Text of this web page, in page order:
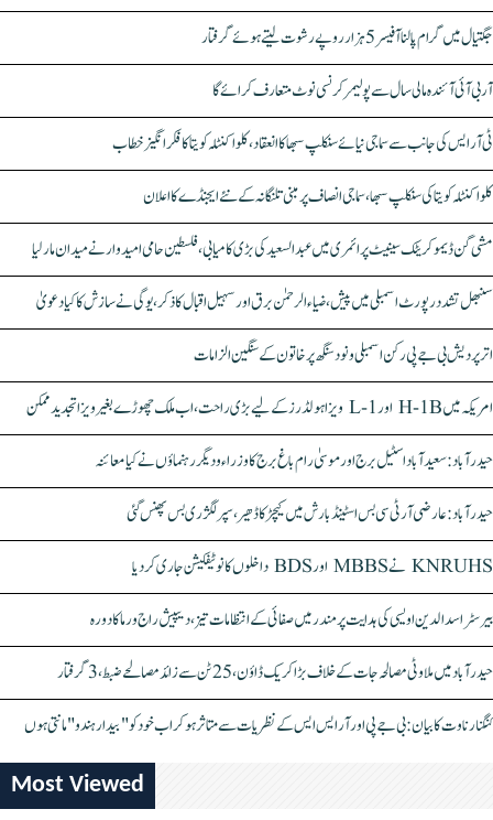
جگتیال میں گرام پالنا آفیسر 5 ہزار روپے رشوت لیتے ہوئے گرفتار
آر بی آئی آئندہ مالی سال سے پولیمر کرنسی نوٹ متعارف کرائے گا
ٹی آر ایس کی جانب سے سماجی نیائے سنکلپ سبھا کا انعقاد، کلواکنٹلہ کویتا کا فکر انگیز خطاب
کلواکنٹلہ کویتا کی سنکلپ سبھا، سماجی انصاف پر مبنی تلنگانہ کے نئے ایجنڈے کا اعلان
مشی گن ڈیموکریٹک سینیٹ پرائمری میں عبدالسعید کی بڑی کامیابی، فلسطین حامی امیدوار نے میدان مار لیا
سنبھل تشدد رپورٹ اسمبلی میں پیش، ضیاء الرحمٰن برق اور سہیل اقبال کا ذکر، یوگی نے سازش کا کیا دعویٰ
اتر پردیش بی جے پی رکن اسمبلی ونود سنگھ پر خاتون کے سنگین الزامات
امریکہ میں H-1B اور L-1 ویزا ہولڈرز کے لیے بڑی راحت، اب ملک چھوڑے بغیر ویزا تجدید ممکن
حیدرآباد: سعیدآباد اسٹیل برج اور موسیٰ رام باغ برج کا وزراء و دیگر رہنماؤں نے کیا معائنہ
حیدرآباد: عارضی آر ٹی سی بس اسٹینڈ بارش میں کیچڑ کا ڈھیر، سپر لگژری بس پھنس گئی
KNRUHS نے MBBS اور BDS داخلوں کا نوٹیفکیشن جاری کر دیا
بیرسٹر اسدالدین اویسی کی ہدایت پر مندر میں صفائی کے انتظامات تیز، دیپیش راج ورما کا دورہ
حیدرآباد میں ملاوٹی مصالحہ جات کے خلاف بڑا کریک ڈاؤن، 25 ٹن سے زائد مصالحے ضبط، 3 گرفتار
کنگنا رناوت کا بیان: بی جے پی اور آر ایس ایس کے نظریات سے متاثر ہو کر اب خود کو "بیدار ہندو" مانتی ہوں
Most Viewed